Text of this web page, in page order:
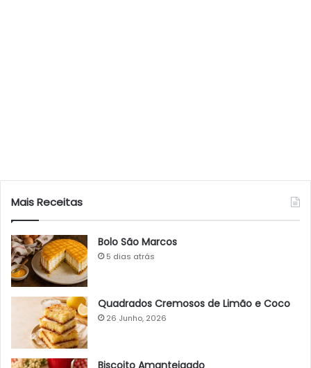
Mais Receitas
Bolo São Marcos
5 dias atrás
Quadrados Cremosos de Limão e Coco
26 Junho, 2026